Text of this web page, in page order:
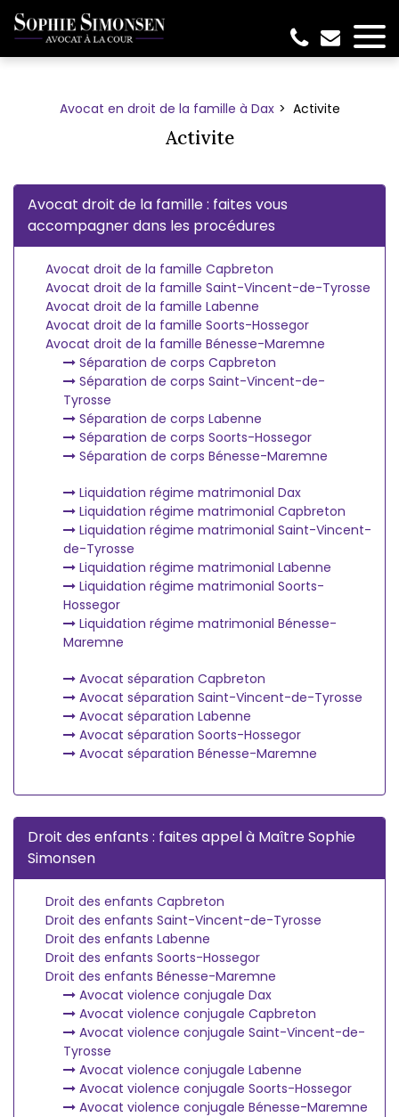
Avocat en droit de la famille à Dax Activite
Activite
Avocat droit de la famille : faites vous
accompagner dans les procédures
Avocat droit de la famille Capbreton
Avocat droit de la famille Saint-Vincent-de-Tyrosse
Avocat droit de la famille Labenne
Avocat droit de la famille Soorts-Hossegor
Avocat droit de la famille Bénesse-Maremne
Séparation de corps Capbreton
Séparation de corps Saint-Vincent-de-
Tyrosse
Séparation de corps Labenne
Séparation de corps Soorts-Hossegor
Séparation de corps Bénesse-Maremne
Liquidation régime matrimonial Dax
Liquidation régime matrimonial Capbreton
Liquidation régime matrimonial Saint-Vincent-
de-Tyrosse
Liquidation régime matrimonial Labenne
Liquidation régime matrimonial Soorts-
Hossegor
Liquidation régime matrimonial Bénesse-
Maremne
Avocat séparation Capbreton
Avocat séparation Saint-Vincent-de-Tyrosse
Avocat séparation Labenne
Avocat séparation Soorts-Hossegor
Avocat séparation Bénesse-Maremne
Droit des enfants : faites appel à Maître Sophie
Simonsen
Droit des enfants Capbreton
Droit des enfants Saint-Vincent-de-Tyrosse
Droit des enfants Labenne
Droit des enfants Soorts-Hossegor
Droit des enfants Bénesse-Maremne
Avocat violence conjugale Dax
Avocat violence conjugale Capbreton
Avocat violence conjugale Saint-Vincent-de-
Tyrosse
Avocat violence conjugale Labenne
Avocat violence conjugale Soorts-Hossegor
Avocat violence conjugale Bénesse-Maremne
Panneau de gestion des cookies